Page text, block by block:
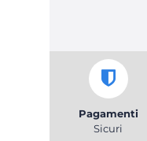
Pagamenti
Sicuri